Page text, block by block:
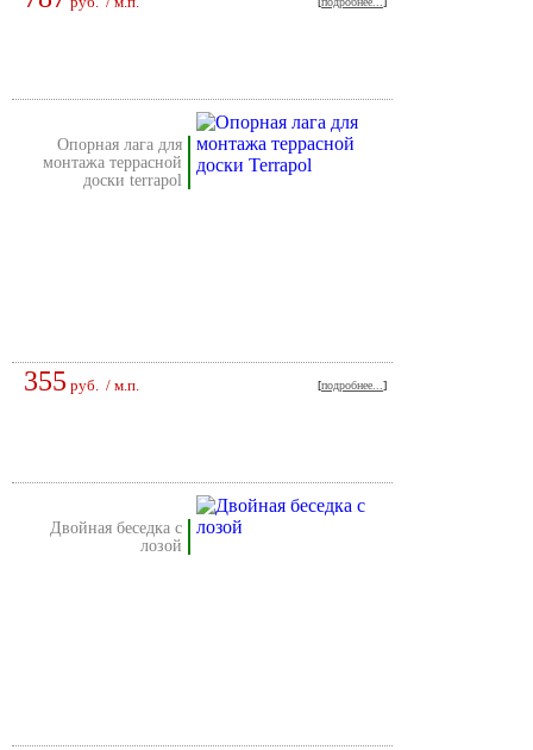
опорная лага для
монтажа террасной
доски terrapol
355 руб. / м.п. [подробнее... ]
двойная беседка с
лозой